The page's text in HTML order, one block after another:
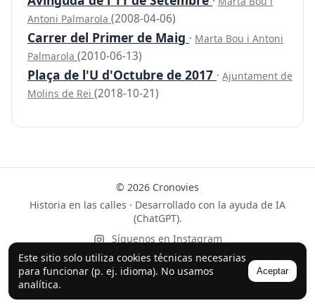
Este sitio solo utiliza cookies técnicas necesarias
para funcionar (p. ej. idioma). No usamos
analítica.
Aceptar
Antoni Palmarola (2008-04-06)
Carrer del Primer de Maig · Marta Bou i Antoni
Palmarola (2010-06-13)
Plaça de l'U d'Octubre de 2017 · Ajuntament de
Molins de Rei (2018-10-21)
© 2026 Cronovies
Historia en las calles · Desarrollado con la ayuda de IA
(ChatGPT).
Síguenos en Instagram